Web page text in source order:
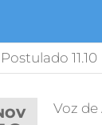
Postulado 11.10
Voz de